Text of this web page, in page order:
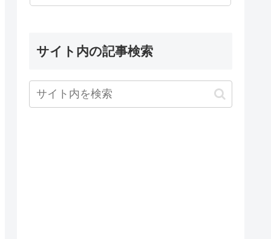
サイト内の記事検索